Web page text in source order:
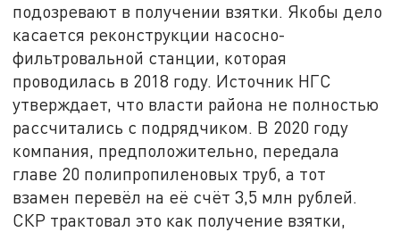
подозревают в получении взятки. Якобы дело
касается реконструкции насосно-
фильтровальной станции, которая
проводилась в 2018 году. Источник НГС
утверждает, что власти района не полностью
рассчитались с подрядчиком. В 2020 году
компания, предположительно, передала
главе 20 полипропиленовых труб, а тот
взамен перевёл на её счёт 3,5 млн рублей.
СКР трактовал это как получение взятки,